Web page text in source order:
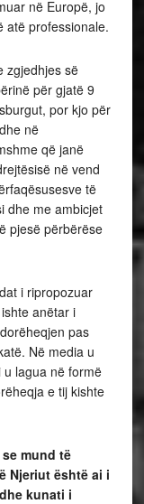
në Europë, jo
atë professionale.
zgjedhjes së
për gjatë 9
por kjo për
në
që janë
në vend
të
dhe me ambicjet
pjesë përbërëse
i ripropozuar
anëtar i
pas
Në media u
lagua në formë
e tij kishte
mund të
Njeriut është ai i
kunati i